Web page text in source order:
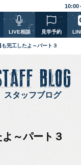
10:00
LIVE相談 見学予約
も完工したよ～パート３
BLOG
スタッフブログ
～パート３